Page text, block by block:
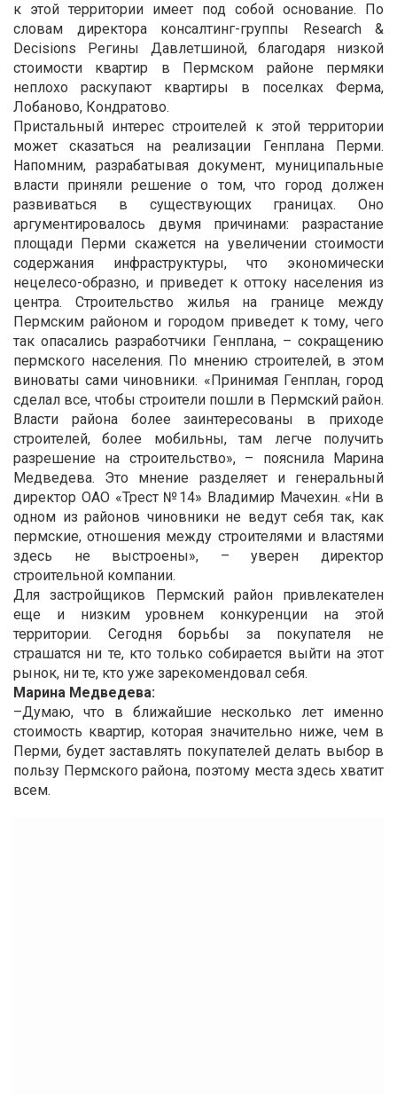
к этой территории имеет под собой основание. По
словам директора консалтинг-группы Research &
Decisions Регины Давлетшиной, благодаря низкой
стоимости квартир в Пермском районе пермяки
неплохо раскупают квартиры в поселках Ферма,
Лобаново, Кондратово.
Пристальный интерес строителей к этой территории
может сказаться на реализации Генплана Перми.
Напомним, разрабатывая документ, муниципальные
власти приняли решение о том, что город должен
развиваться в существующих границах. Оно
аргументировалось двумя причинами: разрастание
площади Перми скажется на увеличении стоимости
содержания инфраструктуры, что экономически
нецелесо-образно, и приведет к оттоку населения из
центра. Строительство жилья на границе между
Пермским районом и городом приведет к тому, чего
так опасались разработчики Генплана, – сокращению
пермского населения. По мнению строителей, в этом
виноваты сами чиновники. «Принимая Генплан, город
сделал все, чтобы строители пошли в Пермский район.
Власти района более заинтересованы в приходе
строителей, более мобильны, там легче получить
разрешение на строительство», – пояснила Марина
Медведева. Это мнение разделяет и генеральный
директор ОАО «Трест №14» Владимир Мачехин. «Ни в
одном из районов чиновники не ведут себя так, как
пермские, отношения между строителями и властями
здесь не выстроены», – уверен директор
строительной компании.
Для застройщиков Пермский район привлекателен
еще и низким уровнем конкуренции на этой
территории. Сегодня борьбы за покупателя не
страшатся ни те, кто только собирается выйти на этот
рынок, ни те, кто уже зарекомендовал себя.
Марина Медведева:
–Думаю, что в ближайшие несколько лет именно
стоимость квартир, которая значительно ниже, чем в
Перми, будет заставлять покупателей делать выбор в
пользу Пермского района, поэтому места здесь хватит
всем.